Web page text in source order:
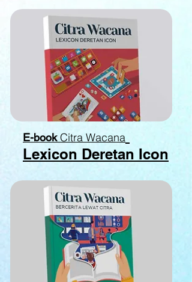
E-book Citra Wacana
Lexicon Deretan Icon